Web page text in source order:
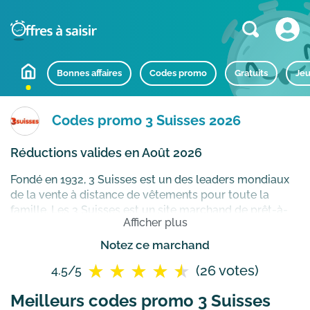
Bonnes affaires Codes promo Gratuits
Codes promo 3 Suisses 2026
Réductions valides en Août 2026
Fondé en 1932, 3 Suisses est un des leaders mondiaux
de la vente à distance de vêtements pour toute la
famille. Les 3 Suisses est un site marchand de prêt-à-
porter, initialement catalogue de vente par
correspondance en France et en Belgique. Devenu
textile en France, 3 Suisses fait parti du groupe 3SI
aujourd’hui sur son activité en ligne via le site
Afficher plus
Notez ce marchand
4.5/5 (26 votes)
Meilleurs codes promo 3 Suisses